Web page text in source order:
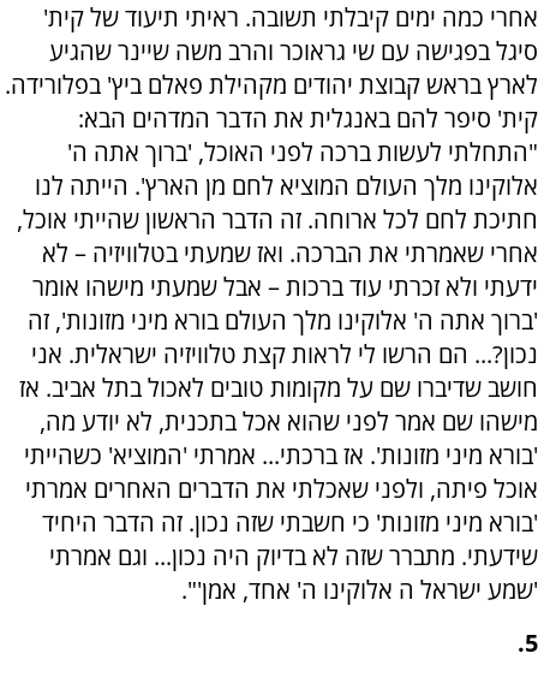
אחרי כמה ימים קיבלתי תשובה. ראיתי תיעוד של קית'
סיגל בפגישה עם שי גראוכר והרב משה שיינר שהגיע
לארץ בראש קבוצת יהודים מקהילת פאלם ביץ' בפלורידה.
קית' סיפר להם באנגלית את הדבר המדהים הבא:
"התחלתי לעשות ברכה לפני האוכל, 'ברוך אתה ה'
אלוקינו מלך העולם המוציא לחם מן הארץ'. הייתה לנו
חתיכת לחם לכל ארוחה. זה הדבר הראשון שהייתי אוכל,
אחרי שאמרתי את הברכה. ואז שמעתי בטלוויזיה – לא
ידעתי ולא זכרתי עוד ברכות – אבל שמעתי מישהו אומר
'ברוך אתה ה' אלוקינו מלך העולם בורא מיני מזונות', זה
נכון?... הם הרשו לי לראות קצת טלוויזיה ישראלית. אני
חושב שדיברו שם על מקומות טובים לאכול בתל אביב. אז
מישהו שם אמר לפני שהוא אכל בתכנית, לא יודע מה,
'בורא מיני מזונות'. אז ברכתי... אמרתי 'המוציא' כשהייתי
אוכל פיתה, ולפני שאכלתי את הדברים האחרים אמרתי
'בורא מיני מזונות' כי חשבתי שזה נכון. זה הדבר היחיד
שידעתי. מתברר שזה לא בדיוק היה נכון... וגם אמרתי
'שמע ישראל ה אלוקינו ה' אחד, אמן'".
5.